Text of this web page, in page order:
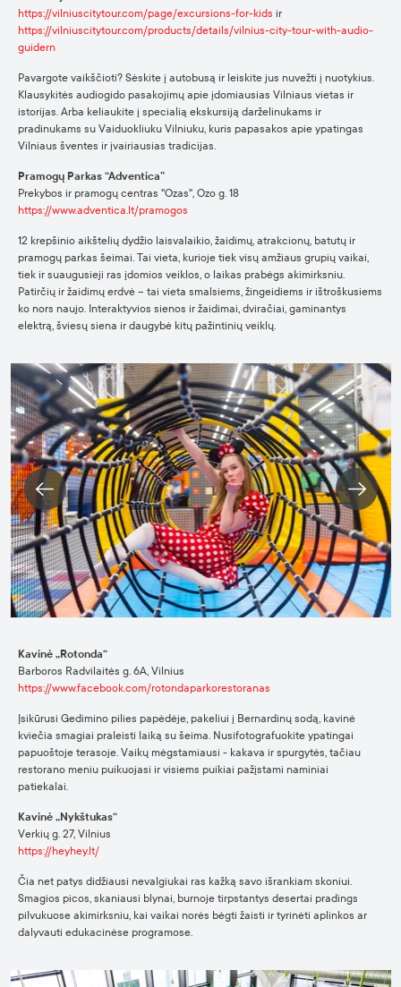
https://vilniuscitytour.com/page/excursions-for-kids ir
https://vilniuscitytour.com/products/details/vilnius-city-tour-with-audio-
guidern
Pavargote vaikščioti? Sėskite į autobusą ir leiskite jus nuvežti į nuotykius.
Klausykitės audiogido pasakojimų apie įdomiausias Vilniaus vietas ir
istorijas. Arba keliaukite į specialią ekskursiją darželinukams ir
pradinukams su Vaiduokliuku Vilniuku, kuris papasakos apie ypatingas
Vilniaus šventes ir įvairiausias tradicijas.
Pramogų Parkas “Adventica”
Prekybos ir pramogų centras "Ozas", Ozo g. 18
https://www.adventica.lt/pramogos
12 krepšinio aikštelių dydžio laisvalaikio, žaidimų, atrakcionų, batutų ir
pramogų parkas šeimai. Tai vieta, kurioje tiek visų amžiaus grupių vaikai,
tiek ir suaugusieji ras įdomios veiklos, o laikas prabėgs akimirksniu.
Patirčių ir žaidimų erdvė – tai vieta smalsiems, žingeidiems ir ištroškusiems
ko nors naujo. Interaktyvios sienos ir žaidimai, dviračiai, gaminantys
elektrą, šviesų siena ir daugybė kitų pažintinių veiklų.
Kavinė „Rotonda“
Barboros Radvilaitės g. 6A, Vilnius
https://www.facebook.com/rotondaparkorestoranas
Įsikūrusi Gedimino pilies papėdėje, pakeliui į Bernardinų sodą, kavinė
kviečia smagiai praleisti laiką su šeima. Nusifotografuokite ypatingai
papuoštoje terasoje. Vaikų mėgstamiausi - kakava ir spurgytės, tačiau
restorano meniu puikuojasi ir visiems puikiai pažįstami naminiai
patiekalai.
Kavinė „Nykštukas“
Verkių g. 27, Vilnius
https://heyhey.lt/
Čia net patys didžiausi nevalgiukai ras kažką savo išrankiam skoniui.
Smagios picos, skaniausi blynai, burnoje tirpstantys desertai pradings
pilvukuose akimirksniu, kai vaikai norės bėgti žaisti ir tyrinėti aplinkos ar
dalyvauti edukacinėse programose.